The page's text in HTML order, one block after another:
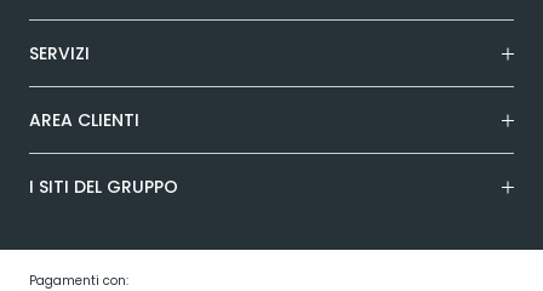
SERVIZI
AREA CLIENTI
I SITI DEL GRUPPO
Pagamenti con: